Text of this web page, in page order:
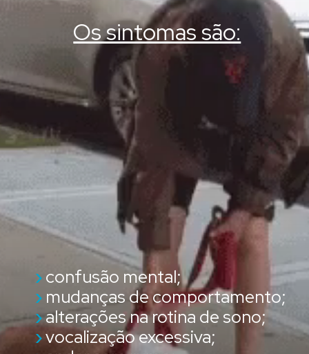
Os sintomas são:
›confusão mental;
› mudanças de comportamento;
›alterações na rotina de sono;
›vocalização excessiva;